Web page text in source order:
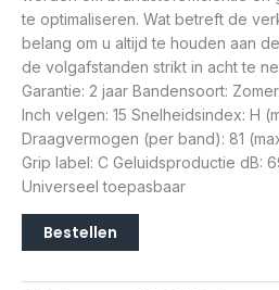
te optimaliseren. Wat betreft de
belang om u altijd te houden aan
de volgafstanden strikt in acht te
Garantie: 2 jaar Bandensoort:
Inch velgen: 15 Snelheidsindex: H
Draagvermogen (per band): 81
Grip label: C Geluidsproductie dB:
Universeel toepasbaar
Bestellen